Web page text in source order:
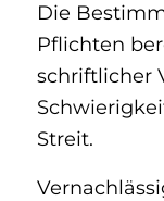
Die
Pflichten
schriftlicher
Streit.